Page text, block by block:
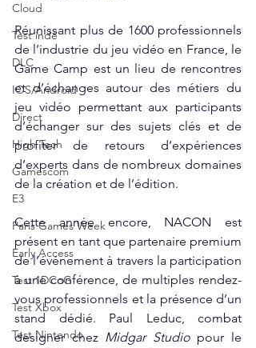
Cloud
Test indé
DLC
IOS/Android
Direct
High Tech
Gamescom
E3
Paris Games Week
Early Access
Test 1DCoG
Test Xbox
Test Nintendo
Réunissant plus de 1600 professionnels
de l’industrie du jeu vidéo en France, le
Game Camp est un lieu de rencontres
et d’échanges autour des métiers du
jeu vidéo permettant aux participants
d’échanger sur des sujets clés et de
profiter de retours d’expériences
d’experts dans de nombreux domaines
de la création et de l’édition.
Cette année encore, NACON est
présent en tant que partenaire premium
de l’événement à travers la participation
à une conférence, de multiples rendez-
vous professionnels et la présence d’un
stand dédié. Paul Leduc, combat
designer chez Midgar Studio pour le